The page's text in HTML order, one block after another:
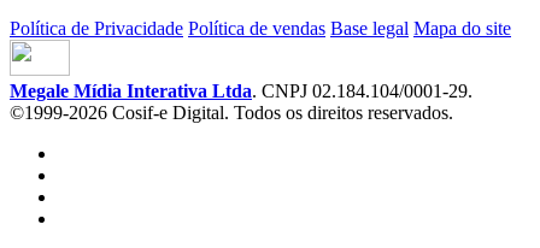
Política de Privacidade Política de vendas Base legal Mapa do site
Megale Mídia Interativa Ltda. CNPJ 02.184.104/0001-29.
©1999-2026 Cosif-e Digital. Todos os direitos reservados.